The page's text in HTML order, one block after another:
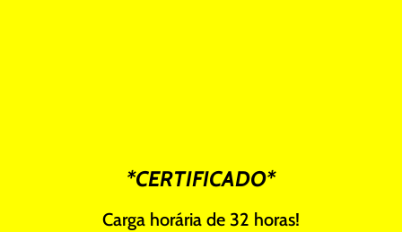
*CERTIFICADO*
Carga horária de 32 horas!